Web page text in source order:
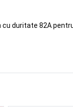
duritate 82A